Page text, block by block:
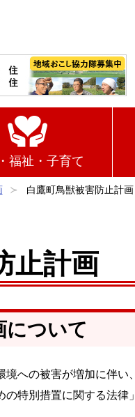
福祉・子育て
白鷹町鳥獣被害防止計画
止計画
について
への被害が増加に伴
特別措置に関する法